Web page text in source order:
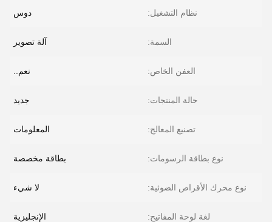
نظام التشغيل: دوس
السمة: آلة تصوير
العفن الخاص: نعم..
حالة المنتجات: جديد
تصنيع المعالج: المعلومات
نوع بطاقة الرسومات: بطاقة مخصصة
نوع محرك الأقراص الضوئية: لا شيء
لغة لوحة المفاتيح: الإنجليزية